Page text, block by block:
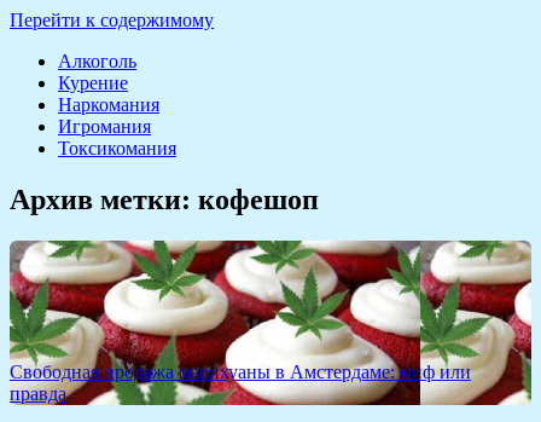
Перейти к содержимому
Алкоголь
Курение
Наркомания
Игромания
Токсикомания
Архив метки: кофешоп
Свободная продажа марихуаны в Амстердаме: миф или
правда